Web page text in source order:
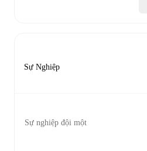
Sự Nghiệp
Sự nghiệp đội một